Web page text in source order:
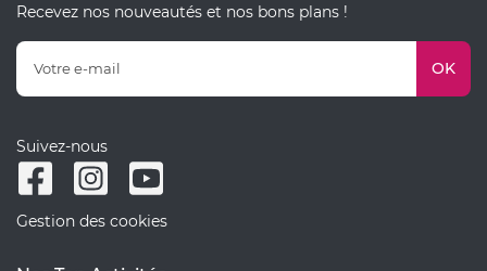
Recevez nos nouveautés et nos bons plans !
OK
Suivez-nous
Gestion des cookies